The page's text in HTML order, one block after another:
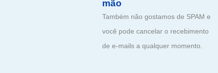
mão
Também não gostamos de SPAM e
você pode cancelar o recebimento
de e-mails a qualquer momento.